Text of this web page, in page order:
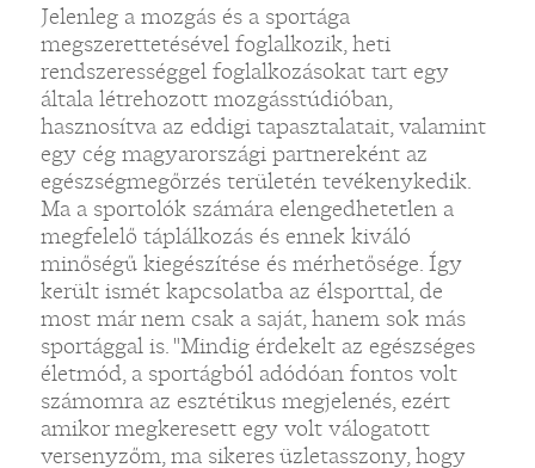
Jelenleg a mozgás és a sportága
megszerettetésével foglalkozik, heti
rendszerességgel foglalkozásokat tart egy
általa létrehozott mozgásstúdióban,
hasznosítva az eddigi tapasztalatait, valamint
egy cég magyarországi partnereként az
egészségmegőrzés területén tevékenykedik.
Ma a sportolók számára elengedhetetlen a
megfelelő táplálkozás és ennek kiváló
minőségű kiegészítése és mérhetősége. Így
került ismét kapcsolatba az élsporttal, de
most már nem csak a saját, hanem sok más
sportággal is. "Mindig érdekelt az egészséges
életmód, a sportágból adódóan fontos volt
számomra az esztétikus megjelenés, ezért
amikor megkeresett egy volt válogatott
versenyzőm, ma sikeres üzletasszony, hogy